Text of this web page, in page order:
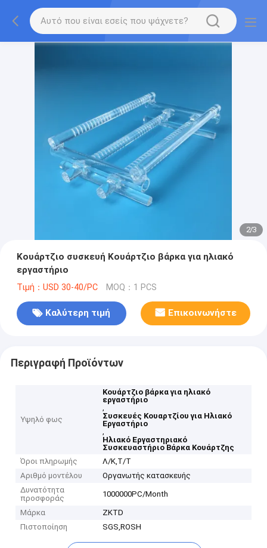
2/3
Κουάρτζιο συσκευή Κουάρτζιο βάρκα για ηλιακό
εργαστήριο
Τιμή：USD 30-40/PC MOQ：1 PCS
Καλύτερη τιμή Επικοινωνήστε
Περιγραφή Προϊόντων
Υψηλό φως
Κουάρτζιο βάρκα για ηλιακό
εργαστήριο
,
Συσκευές Κουαρτζίου για Ηλιακό
Εργαστήριο
,
Ηλιακό Εργαστηριακό
Συσκευαστήριο Βάρκα Κουάρτζης
Όροι πληρωμής
Λ/Κ,Τ/Τ
Αριθμό μοντέλου
Οργανωτής κατασκευής
Δυνατότητα
προσφοράς
1000000PC/Month
Μάρκα
ZKTD
Πιστοποίηση
SGS,ROSH